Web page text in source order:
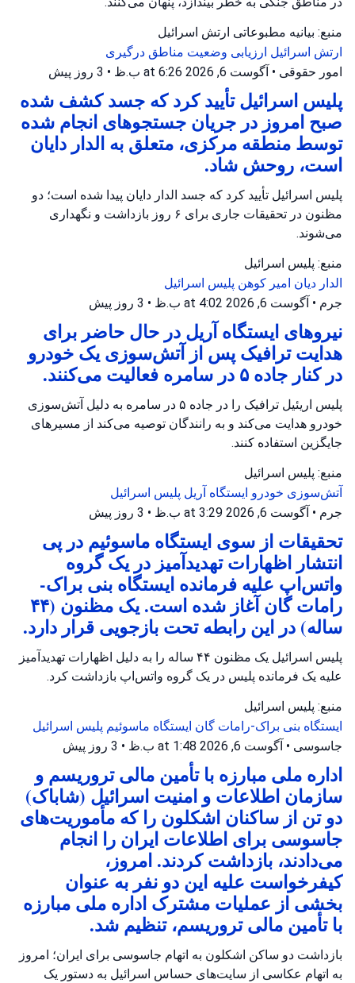
منبع: بیانیه مطبوعاتی ارتش اسرائیل
ارتش اسرائیل ارزیابی وضعیت مناطق درگیری
امور حقوقی • آگوست 6, 2026 at 6:26 ب.ظ • 3 روز پیش
پلیس اسرائیل تأیید کرد که جسد کشف شده
صبح امروز در جریان جستجوهای انجام شده
توسط منطقه مرکزی، متعلق به الدار دایان
است، روحش شاد.
پلیس اسرائیل تأیید کرد که جسد الدار دایان پیدا شده است؛ دو
مظنون در تحقیقات جاری برای ۶ روز بازداشت و نگهداری
می‌شوند.
منبع: پلیس اسرائیل
الدار دیان امیر کوهن پلیس اسرائیل
جرم • آگوست 6, 2026 at 4:02 ب.ظ • 3 روز پیش
نیروهای ایستگاه آریل در حال حاضر برای
هدایت ترافیک پس از آتش‌سوزی یک خودرو
در کنار جاده ۵ در سامره فعالیت می‌کنند.
پلیس اریئیل ترافیک را در جاده ۵ در سامره به دلیل آتش‌سوزی
خودرو هدایت می‌کند و به رانندگان توصیه می‌کند از مسیرهای
جایگزین استفاده کنند.
منبع: پلیس اسرائیل
آتش‌سوزی خودرو ایستگاه آریل پلیس اسرائیل
جرم • آگوست 6, 2026 at 3:29 ب.ظ • 3 روز پیش
تحقیقات از سوی ایستگاه ماسوئیم در پی
انتشار اظهارات تهدیدآمیز در یک گروه
واتس‌اپ علیه فرمانده ایستگاه بنی براک-
رامات گان آغاز شده است. یک مظنون (۴۴
ساله) در این رابطه تحت بازجویی قرار دارد.
پلیس اسرائیل یک مظنون ۴۴ ساله را به دلیل اظهارات تهدیدآمیز
علیه یک فرمانده پلیس در یک گروه واتس‌اپ بازداشت کرد.
منبع: پلیس اسرائیل
ایستگاه بنی براک-رامات گان ایستگاه ماسوئیم پلیس اسرائیل
جاسوسی • آگوست 6, 2026 at 1:48 ب.ظ • 3 روز پیش
اداره ملی مبارزه با تأمین مالی تروریسم و
سازمان اطلاعات و امنیت اسرائیل (شاباک)
دو تن از ساکنان اشکلون را که مأموریت‌های
جاسوسی برای اطلاعات ایران را انجام
می‌دادند، بازداشت کردند. امروز،
کیفرخواست علیه این دو نفر به عنوان
بخشی از عملیات مشترک اداره ملی مبارزه
با تأمین مالی تروریسم، تنظیم شد.
بازداشت دو ساکن اشکلون به اتهام جاسوسی برای ایران؛ امروز
به اتهام عکاسی از سایت‌های حساس اسرائیل به دستور یک